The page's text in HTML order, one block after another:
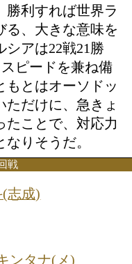
ルシア(ドミニ
みる